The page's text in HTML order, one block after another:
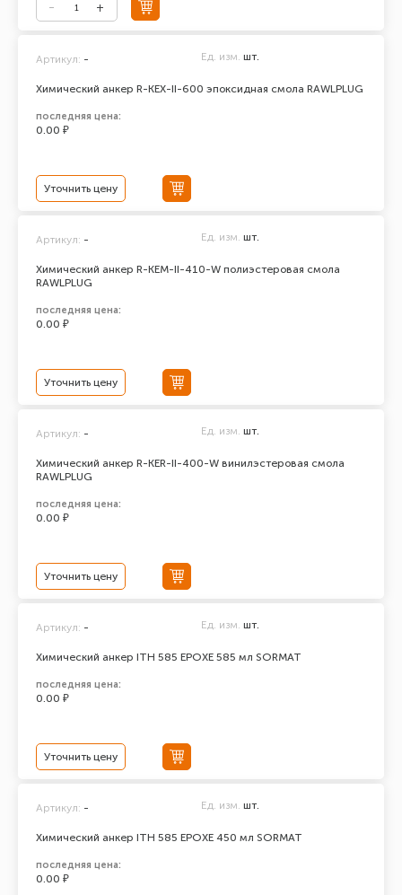
Химический анкер R-KEX-II-600 эпоксидная смола RAWLPLUG
Артикул: - Ед. изм. шт.
последняя цена:
0.00 ₽
Уточнить цену
Химический анкер R-KEM-II-410-W полиэстеровая смола
RAWLPLUG
Артикул: - Ед. изм. шт.
последняя цена:
0.00 ₽
Уточнить цену
Химический анкер R-KER-II-400-W винилэстеровая смола
RAWLPLUG
Артикул: - Ед. изм. шт.
последняя цена:
0.00 ₽
Уточнить цену
Химический анкер ITH 585 EPOXЕ 585 мл SORMAT
Артикул: - Ед. изм. шт.
последняя цена:
0.00 ₽
Уточнить цену
Химический анкер ITH 585 EPOXЕ 450 мл SORMAT
Артикул: - Ед. изм. шт.
последняя цена:
0.00 ₽